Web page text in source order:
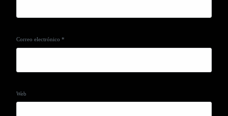
Correo electrónico*
Web